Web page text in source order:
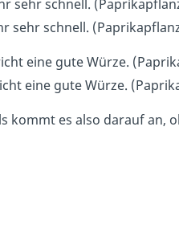
sehr schnell.
sehr schnell.
eine gute Würze.
eine gute Würze.
kommt es also darauf an,